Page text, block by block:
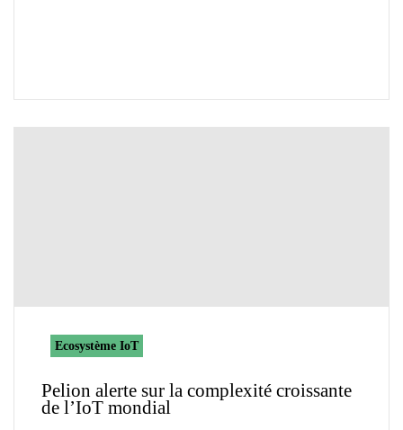
Ecosystème IoT
Pelion alerte sur la complexité croissante
de l’IoT mondial